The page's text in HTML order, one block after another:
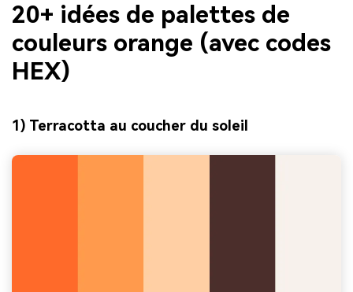
20+ idées de palettes de
couleurs orange (avec codes
HEX)
1) Terracotta au coucher du soleil